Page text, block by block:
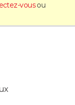
vousou